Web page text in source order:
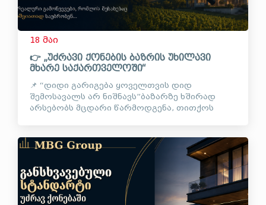
18 მაი
👉 „უძრავი ქონების ბაზრის უხილავი
მხარე საქართველოში“
📌 “დიდი გარიგება ყოველთვის დიდ
შემოსავალს არ ნიშნავს”ბაზარზე ხშირად
არსებობს მცდარი წარმოდგენა, თითქოს
სტაბილურობას.👉 რეალობა ხშირად...